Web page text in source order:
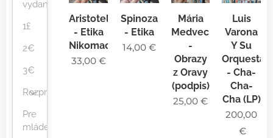
vydania
1£
2€
3€
Rozprávky
Pre
mládež
Aristoteles
- Etika
Nikomachova
33,00€
Spinoza
- Etika
14,00 €
Mária
Medvecká
-
Obrazy
z Oravy
(podpis)
25,00 €
Luis
Varona
Y Su
Orquesta
- Cha-
Cha-
Cha (LP)
200,00
€